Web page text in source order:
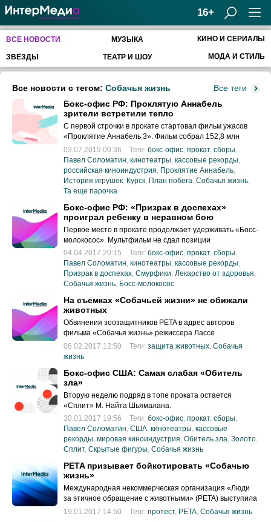
ВСЕ НОВОСТИ МУЗЫКА КИНО И СЕРИАЛЫ
ЗВЁЗДЫ ТЕАТР И ШОУ МОДА И СТИЛЬ
Все теги
Все новости с тегом: Собачья жизнь
Бокс-офис РФ: Проклятую Аннабель
зрители встретили тепло
С первой строчки в прокате стартовал фильм ужасов
«Проклятие Аннабель 3». Фильм собрал 152,8 млн
рублей
03.07.2019 00:36 Теги: бокс-офис прокат, сборы
Павел Соломатин кинотеатры кассовые рекорды
российская киноиндустрия Проклятие Аннабель
История игрушек Курск План побега Собачья жизнь
Та еще парочка
Бокс-офис РФ: «Призрак в доспехах»
проиграл ребенку в неравном бою
Первое место в прокате продолжает удерживать «Босс-
молокосос». Мультфильм не сдал позиции
04.04.2017 20:15
Теги: бокс-офис, прокат, сборы,
Павел Соломатин, кинотеатры, кассовые рекорды,
Призрак в доспехах, Смурфики, Лекарство от здоровья,
Собачья жизнь, Босс-молокосос
На съемках «Собачьей жизни» не обижали
животных
Обвинения зоозащитников PETA в адрес авторов
фильма «Собачья жизнь» режиссера Лассе
Халльстрема оказались беспочвенными.
06.02.2017 12:50 Теги: защита животных Собачья
жизнь
Бокс-офис США: Самая слабая «Обитель
зла»
Вторую неделю подряд в топе проката остается
«Сплит» М. Найта Шьямалана.
30.01.2017 19:56
Теги: бокс-офис, прокат, сборы,
Павел Соломатин, США, кинотеатры, кассовые
рекорды, мировая киноиндустрия, Обитель зла, Золото,
Сплит, Скрытые фигуры, Собачья жизнь
PETA призывает бойкотировать «Собачью
жизнь»
Международная некоммерческая организация «Люди
за этичное обращение с животными» (PETA) выступила
с критикой картины «Собачья жизнь» Лассе
19.01.2017 14:50 Теги: протест, PETA, Собачья жизнь
16+